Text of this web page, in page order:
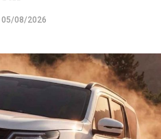
05/08/2026